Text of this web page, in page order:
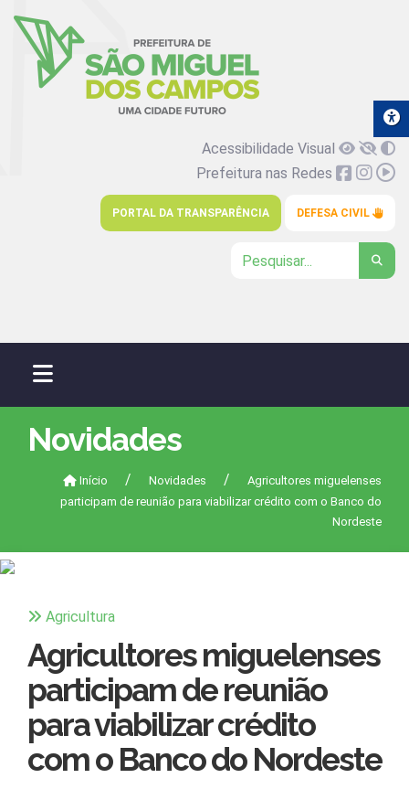
Acessibilidade Visual
Prefeitura nas Redes
PORTAL DA TRANSPARÊNCIA DEFESA CIVIL
Novidades
Início Novidades
Agricultores miguelenses
participam de reunião para viabilizar crédito com o Banco do
Nordeste
Agricultura
Agricultores miguelenses
participam de reunião
para viabilizar crédito
com o Banco do Nordeste